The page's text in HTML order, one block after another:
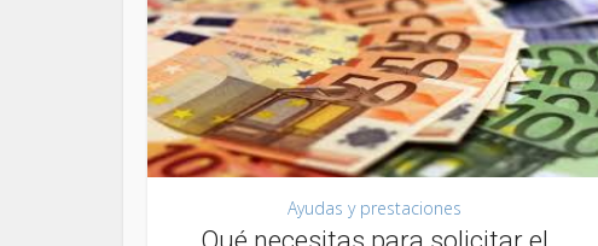
Ayudas y prestaciones